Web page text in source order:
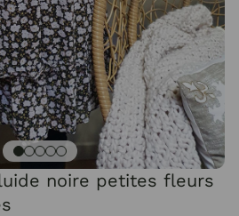
noire petites fleurs